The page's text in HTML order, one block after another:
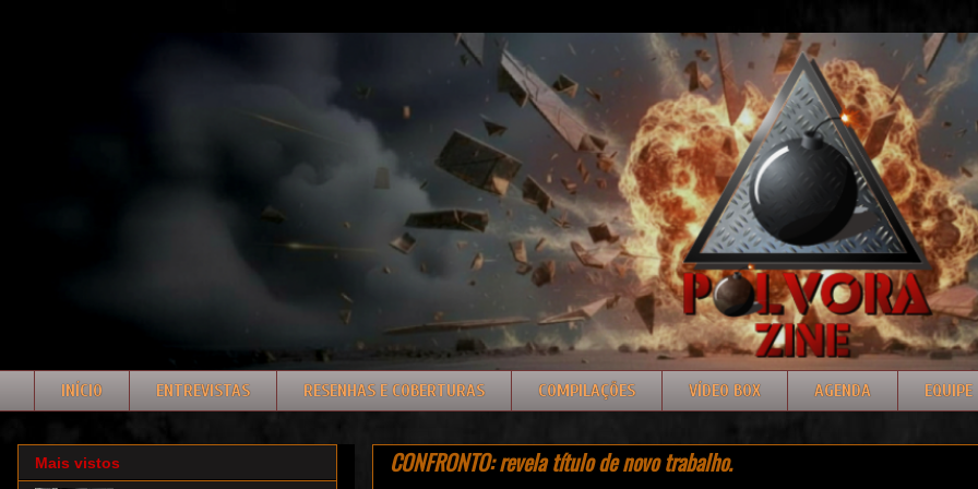
INÍCIO ENTREVISTAS RESENHAS E COBERTURAS COMPILAÇÕES VÍDEO BOX AGENDA EQUIPE
CONFRONTO: revela título de novo trabalho.
Mais vistos